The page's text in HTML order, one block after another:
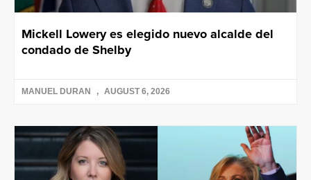
Mickell Lowery es elegido nuevo alcalde del
condado de Shelby
MANUEL DURAN AUGUST 6, 2026